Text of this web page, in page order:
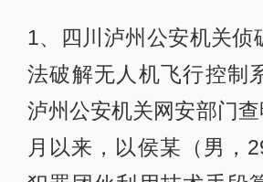
1、四川泸州公安机关侦
法破解无人机飞行控制
泸州公安机关网安部门
月以来，以侯某（男，